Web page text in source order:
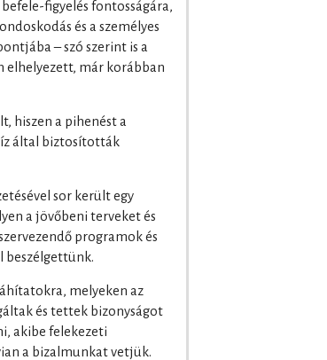
figyelés fontosságára,
és a személyes
– szó szerint is a
elhelyezett, már korábban
hiszen a pihenést a
által biztosították
sor került egy
a jövőbeni terveket és
programok és
beszélgettünk.
melyeken az
és tettek bizonyságot
akibe felekezeti
a bizalmunkat vetjük.